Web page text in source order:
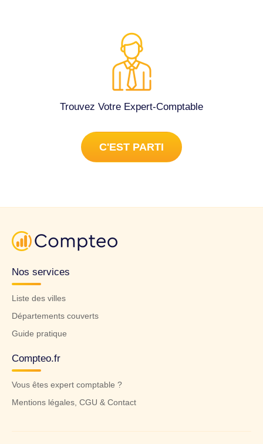
Trouvez Votre Expert-Comptable
C'EST PARTI
Nos services
Liste des villes
Départements couverts
Guide pratique
Compteo.fr
Vous êtes expert comptable ?
Mentions légales, CGU & Contact